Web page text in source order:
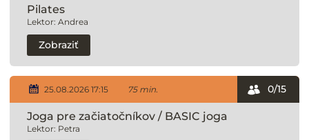
Pilates
Lektor: Andrea
Zobraziť
25.08.2026 17:15 75 min.
Joga pre začiatočníkov / BASIC joga
Lektor: Petra
0/15